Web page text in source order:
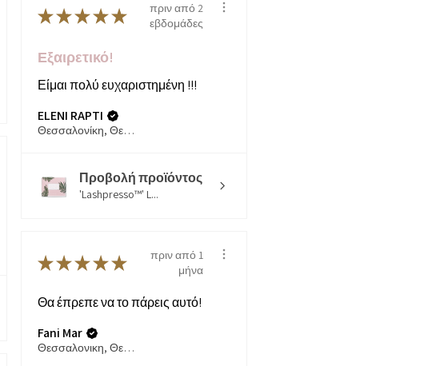
★★★★★
πριν από 2
εβδομάδες
Εξαιρετικό!
Είμαι πολύ ευχαριστημένη !!!
ELENI RAPTI
Θεσσαλονίκη, Θεσσαλονίκη
Προβολή προϊόντος
'Lashpresso™' L...
★★★★★
πριν από 1
μήνα
Θα έπρεπε να το πάρεις αυτό!
Fani Mar
Θεσσαλονικη, Θεσσαλονίκη